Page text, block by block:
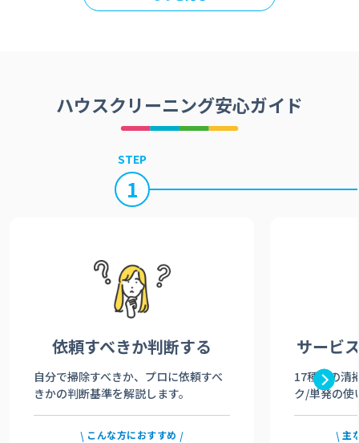
ハウスクリーニング安心ガイド
STEP
1
依頼すべきか判断する
自分で掃除すべきか、プロに依頼すべ
きかの判断基準を解説します。
こんな方におすすめ
サービ
17種類の清
ク/単発の使
主